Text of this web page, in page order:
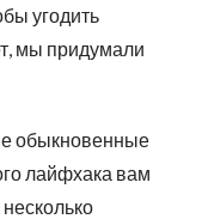
угодить
мы придумали
обыкновенные
лайфхака вам